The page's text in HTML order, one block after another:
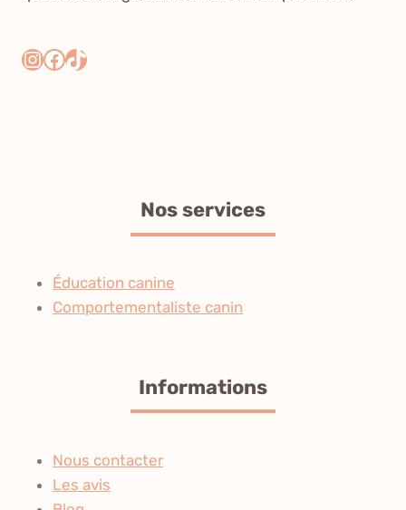
Instagram
Facebook
TikTok
Nos services
Éducation canine
Comportementaliste canin
Informations
Nous contacter
Les avis